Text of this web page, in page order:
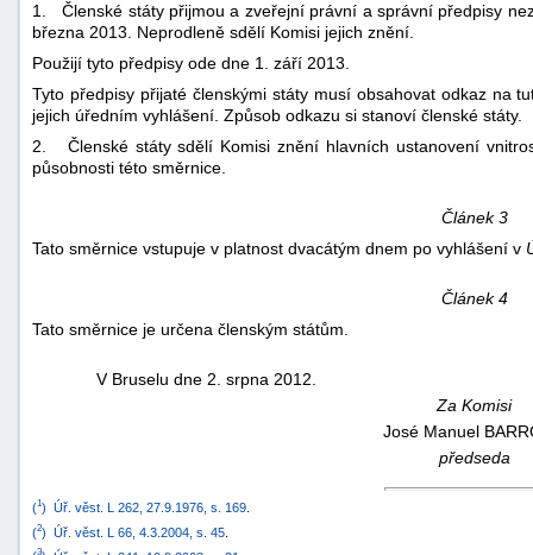
1. Členské státy přijmou a zveřejní právní a správní předpisy
března 2013. Neprodleně sdělí Komisi jejich znění.
Použijí tyto předpisy ode dne 1. září 2013.
Tyto předpisy přijaté členskými státy musí obsahovat odkaz na
jejich úředním vyhlášení. Způsob odkazu si stanoví členské státy.
2. Členské státy sdělí Komisi znění hlavních ustanovení
působnosti této směrnice.
Článek 3
Tato směrnice vstupuje v platnost dvacátým dnem po vyhlášení v
Článek 4
Tato směrnice je určena členským státům.
V Bruselu dne 2. srpna 2012.
Za Komisi
José Manuel
předseda
(1) Úř. věst. L 262, 27.9.1976, s. 169
(2) Úř. věst. L 66, 4.3.2004, s. 45
3
"náhradě
škod"